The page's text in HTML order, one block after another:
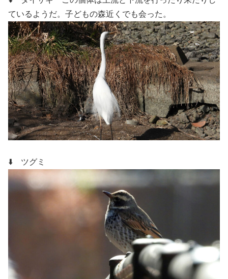
ているようだ。子どもの森近くでも会った。
⬇️ ツグミ